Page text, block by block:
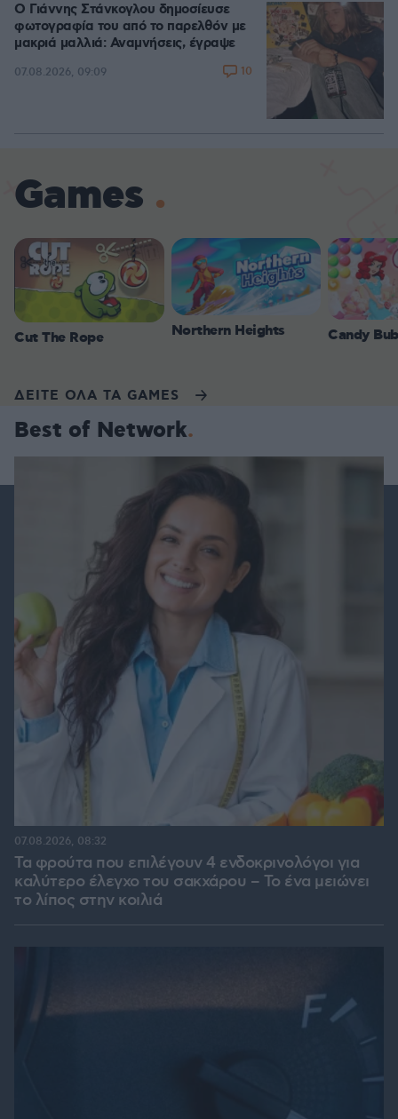
Ο Γιάννης Στάνκογλου δημοσίευσε
φωτογραφία του από το παρελθόν με
μακριά μαλλιά: Αναμνήσεις, έγραψε
07.08.2026, 09:09 10
Games
Cut The Rope Northern Heights Candy
ΔΕΙΤΕ ΟΛΑ ΤΑ GAMES
Best of Network
Τα φρούτα που επιλέγουν 4 ενδοκρινολόγοι για
καλύτερο έλεγχο του σακχάρου – Το ένα μειώνει
το λίπος στην κοιλιά
07.08.2026, 08:32